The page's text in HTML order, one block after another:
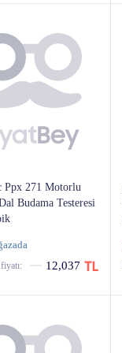
Ppx 271 Motorlu
Budama Testeresi
12,037